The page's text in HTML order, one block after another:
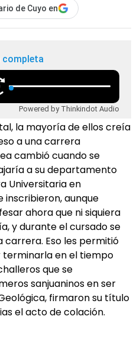
de Cuyo en
completa
Powered by Thinkindot Audio
la mayoría de ellos creía
a una carrera
cambió cuando se
a su departamento
Universitaria en
inscribieron, aunque
ahora que ni siquiera
y durante el cursado se
carrera. Eso les permitió
terminarla en el tiempo
que se
sanjuaninos en ser
firmaron su título
el acto de colación.